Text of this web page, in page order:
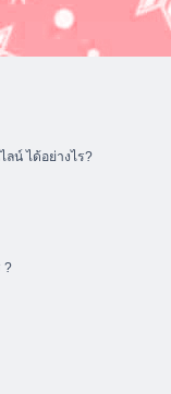
น์ ได้อย่างไร?
?